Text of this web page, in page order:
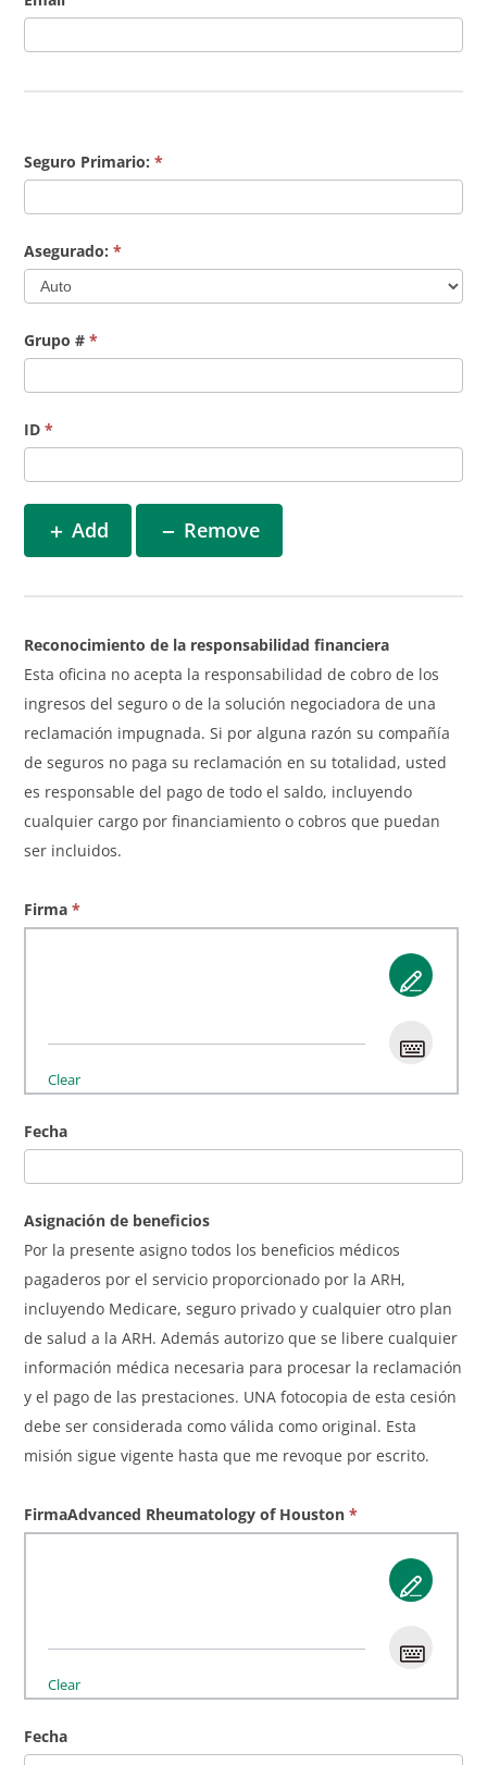
Seguro Primario:*
Asegurado:*
Grupo #*
ID*
Add Remove
Reconocimiento de la responsabilidad financiera
Esta oficina no acepta la responsabilidad de cobro de los
ingresos del seguro o de la solución negociadora de una
reclamación impugnada. Si por alguna razón su compañía
de seguros no paga su reclamación en su totalidad, usted
es responsable del pago de todo el saldo, incluyendo
cualquier cargo por financiamiento o cobros que puedan
ser incluidos.
Firma *
Clear
Fecha
Asignación de beneficios
Por la presente asigno todos los beneficios médicos
pagaderos por el servicio proporcionado por la ARH,
incluyendo Medicare, seguro privado y cualquier otro plan
de salud a la ARH. Además autorizo que se libere cualquier
información médica necesaria para procesar la reclamación
y el pago de las prestaciones. UNA fotocopia de esta cesión
debe ser considerada como válida como original. Esta
misión sigue vigente hasta que me revoque por escrito.
FirmaAdvanced Rheumatology of Houston*
Clear
Fecha